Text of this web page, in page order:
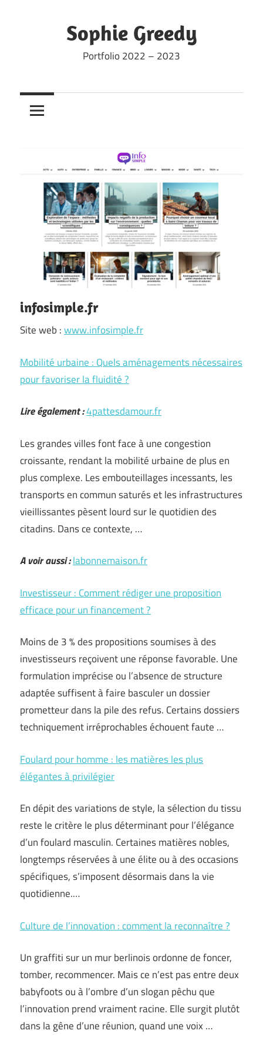
Sophie Greedy
Portfolio 2022 – 2023
infosimple.fr
Site web :www.infosimple.fr
Mobilité urbaine : Quels aménagements nécessaires
pour favoriser la fluidité ?
Lire également :4pattesdamour.fr
Les grandes villes font face à une congestion
croissante, rendant la mobilité urbaine de plus en
plus complexe. Les embouteillages incessants, les
transports en commun saturés et les infrastructures
vieillissantes pèsent lourd sur le quotidien des
citadins. Dans ce contexte, …
A voir aussi :labonnemaison.fr
Investisseur : Comment rédiger une proposition
efficace pour un financement ?
Moins de 3 % des propositions soumises à des
investisseurs reçoivent une réponse favorable. Une
formulation imprécise ou l’absence de structure
adaptée suffisent à faire basculer un dossier
prometteur dans la pile des refus. Certains dossiers
techniquement irréprochables échouent faute …
Foulard pour homme : les matières les plus
élégantes à privilégier
En dépit des variations de style, la sélection du tissu
reste le critère le plus déterminant pour l’élégance
d’un foulard masculin. Certaines matières nobles,
longtemps réservées à une élite ou à des occasions
spécifiques, s’imposent désormais dans la vie
quotidienne.…
Culture de l’innovation : comment la reconnaître ?
Un graffiti sur un mur berlinois ordonne de foncer,
tomber, recommencer. Mais ce n’est pas entre deux
babyfoots ou à l’ombre d’un slogan pêchu que
l’innovation prend vraiment racine. Elle surgit plutôt
dans la gêne d’une réunion, quand une voix …